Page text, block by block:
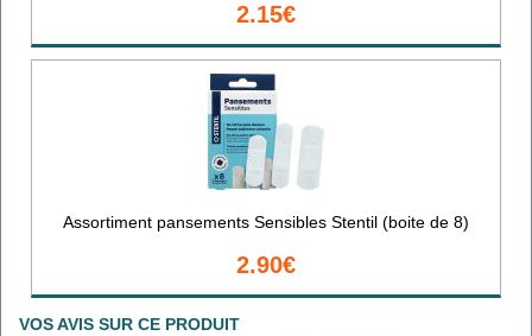
2.15€
Assortiment pansements Sensibles Stentil (boite de 8)
2.90€
VOS AVIS SUR CE PRODUIT